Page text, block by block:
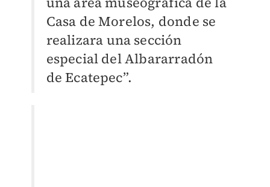
Casa de Morelos, donde se
realizara una sección
especial del Albararradón
de Ecatepec”.